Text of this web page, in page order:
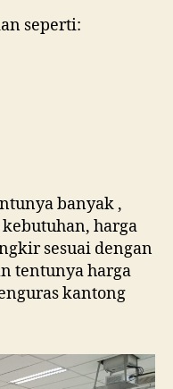
seperti:
banyak ,
harga
sesuai dengan
tentunya harga
kantong